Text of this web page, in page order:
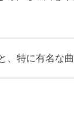
、特に有名な